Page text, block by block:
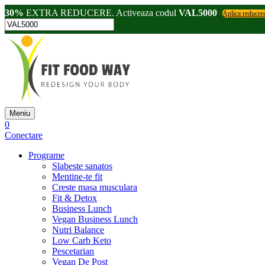
30% EXTRA REDUCERE. Activeaza codul VAL5000 Aplica
Meniu
0
Conectare
Programe
Slabeste sanatos
Mentine-te fit
Creste masa musculara
Fit & Detox
Business Lunch
Vegan Business Lunch
Nutri Balance
Low Carb Keto
Pescetarian
Vegan De Post